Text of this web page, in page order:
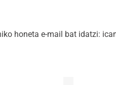
honeta e-mail bat idatzi: